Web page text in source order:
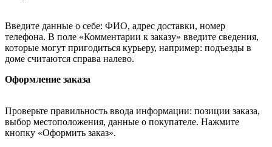
Введите данные о себе: ФИО, адрес доставки, номер
телефона. В поле «Комментарии к заказу» введите сведения,
которые могут пригодиться курьеру, например: подъезды в
доме считаются справа налево.
Оформление заказа
Проверьте правильность ввода информации: позиции заказа,
выбор местоположения, данные о покупателе. Нажмите
кнопку «Оформить заказ».